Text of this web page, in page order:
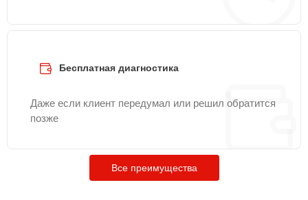
Бесплатная диагностика
Даже если клиент передумал или решил обратится
позже
Все преимущества